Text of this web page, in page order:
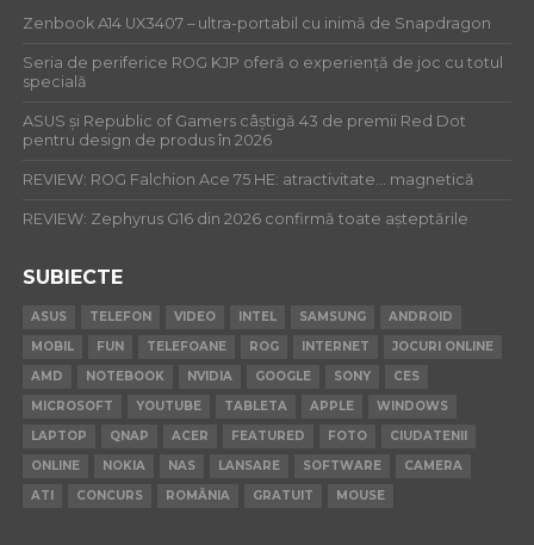
Zenbook A14 UX3407 – ultra-portabil cu inimă de Snapdragon
Seria de periferice ROG KJP oferă o experiență de joc cu totul
specială
ASUS și Republic of Gamers câștigă 43 de premii Red Dot
pentru design de produs în 2026
REVIEW: ROG Falchion Ace 75 HE: atractivitate… magnetică
REVIEW: Zephyrus G16 din 2026 confirmă toate așteptările
SUBIECTE
ASUS TELEFON VIDEO INTEL SAMSUNG
ANDROID
MOBIL
FUN TELEFOANE ROG INTERNET
JOCURI ONLINE
AMD
NOTEBOOK NVIDIA GOOGLE SONY
CES
MICROSOFT
YOUTUBE TABLETA APPLE
WINDOWS
LAPTOP
QNAP ACER FEATURED FOTO
CIUDATENII
ONLINE
NOKIA NAS LANSARE SOFTWARE
CAMERA
ATI
CONCURS ROMÂNIA GRATUIT MOUSE